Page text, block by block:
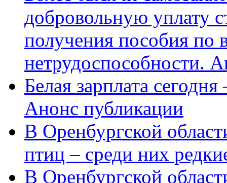
добровольную уплату
получения пособия по
нетрудоспособности.
Белая зарплата
Анонс публикации
В Оренбургской
птиц – среди них
В Оренбургской